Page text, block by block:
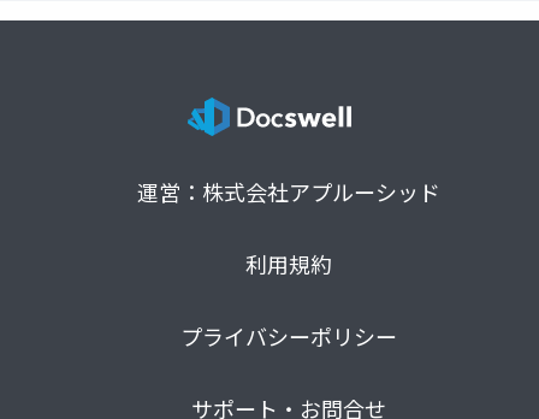
運営：株式会社アプルーシッド
利用規約
プライバシーポリシー
サポート・お問合せ